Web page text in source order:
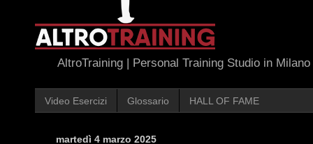
AltroTraining | Personal Training Studio in Milano
Video Esercizi Glossario HALL OF FAME
martedì 4 marzo 2025